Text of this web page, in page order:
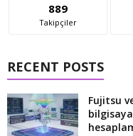
889
Takipçiler
RECENT POSTS
Fujitsu